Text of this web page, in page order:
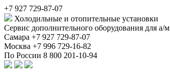
+7 927 729-87-07
Холодильные и отопительные установки
Сервис дополнительного оборудования для а/м
Самара +7 927 729-87-07
Москва +7 996 729-16-82
По России 8 800 201-10-94